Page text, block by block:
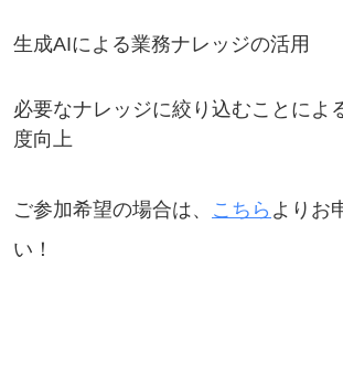
生成AIによる業務ナレッジの活用
必要なナレッジに絞り込むことによ
度向上
ご参加希望の場合は、 こちら よりお
い！